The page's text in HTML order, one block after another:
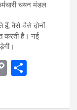
चयन मंडल
वैसे-वैसे दोनों
करती हैं। नई
C